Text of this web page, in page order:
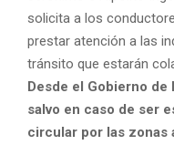
solicita a los
prestar atención a las
tránsito que estarán
Desde el Gobierno de
salvo en caso de ser
circular por las zonas